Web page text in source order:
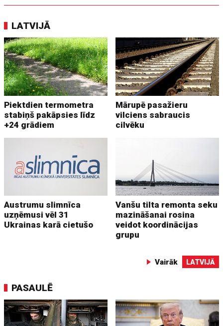
LATVIJĀ
Piektdien termometra
stabiņš pakāpsies līdz
+24 grādiem
Mārupē pasažieru
vilciens sabraucis
cilvēku
Austrumu slimnīca
uzņēmusi vēl 31
Ukrainas karā cietušo
Vanšu tilta remonta seku
mazināšanai rosina
veidot koordinācijas
grupu
Vairāk LATVIJĀ
PASAULĒ